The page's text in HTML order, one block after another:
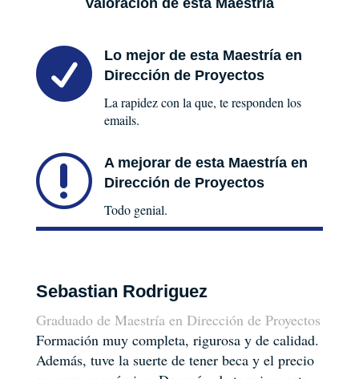

Lo mejor de esta Maestría en
Dirección de Proyectos
La rapidez con la que, te responden los
emails.
r
A mejorar de esta Maestría en
Dirección de Proyectos
Todo genial.
Sebastian Rodriguez
Graduado de Maestría en Dirección de Proyectos
Formación muy completa, rigurosa y de calidad.
Además, tuve la suerte de tener beca y el precio